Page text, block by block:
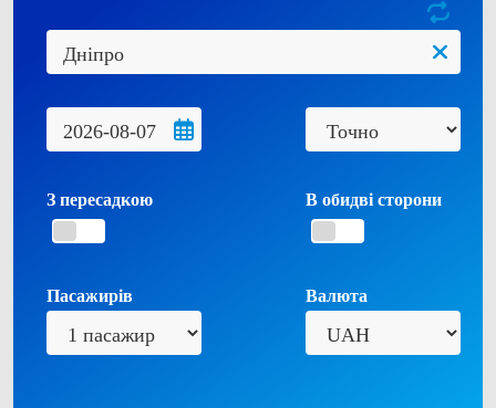
З пересадкою В обидві сторони
Пасажирів Валюта